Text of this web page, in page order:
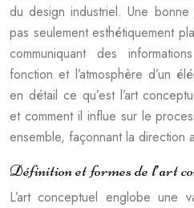
du design industriel. Une bonne
pas seulement esthétiquement
communiquant des
fonction et l’atmosphère d’un
en détail ce qu’est l’art
et comment il influe sur le
ensemble, façonnant la direction
Définition et formes de l’art
L’art conceptuel englobe une